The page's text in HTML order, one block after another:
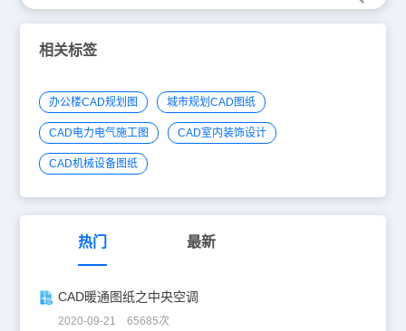
相关标签
办公楼CAD规划图 城市规划CAD图纸
CAD电力电气施工图 CAD室内装饰设计
CAD机械设备图纸
热门 最新
CAD暖通图纸之中央空调
2020-09-21 65685次